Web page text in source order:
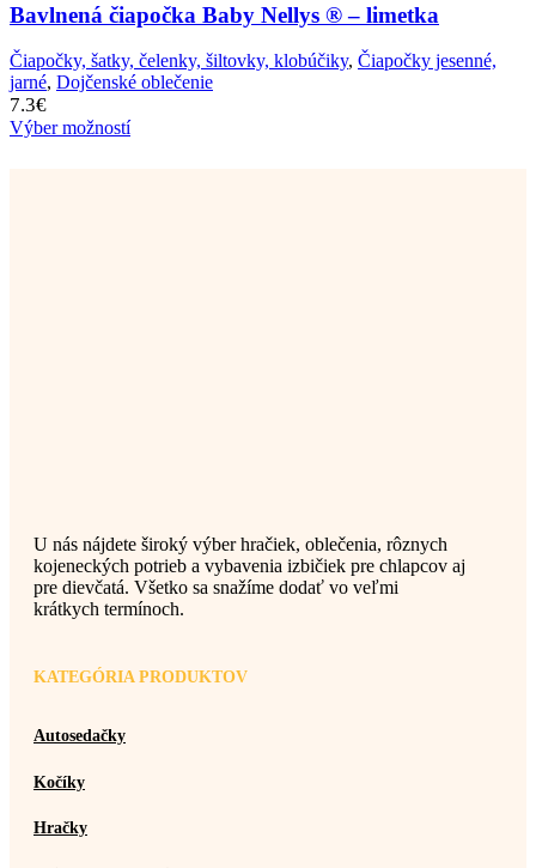
Bavlnená čiapočka Baby Nellys ® – limetka
Čiapočky, šatky, čelenky, šiltovky, klobúčiky, Čiapočky jesenné,
jarné, Dojčenské oblečenie
7.3€
Výber možností
U nás nájdete široký výber hračiek, oblečenia, rôznych
kojeneckých potrieb a vybavenia izbičiek pre chlapcov aj
pre dievčatá. Všetko sa snažíme dodať vo veľmi
krátkych termínoch.
KATEGÓRIA PRODUKTOV
Autosedačky
Kočíky
Hračky